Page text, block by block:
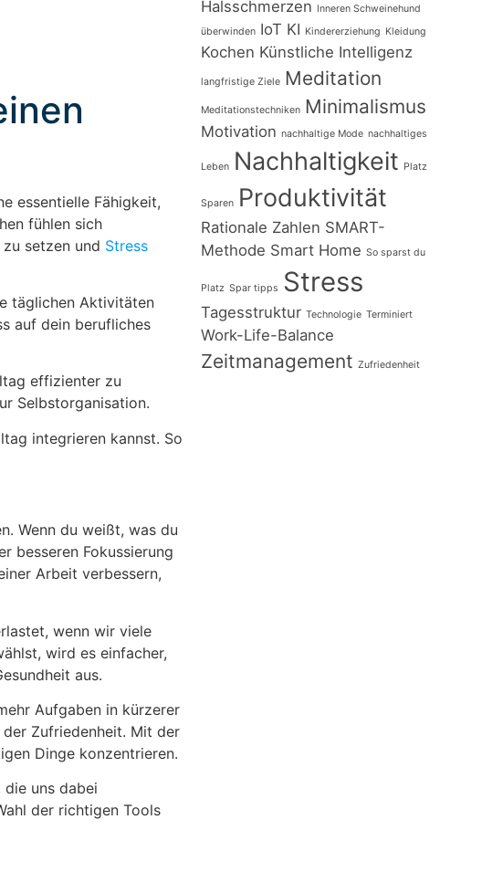
essentielle Fähigkeit,
fühlen sich
setzen und Stress
täglichen Aktivitäten
auf dein berufliches
effizienter zu
Selbstorganisation.
integrieren kannst. So
Wenn du weißt, was du
besseren Fokussierung
Arbeit verbessern,
wenn wir viele
wird es einfacher,
aus.
Aufgaben in kürzerer
Zufriedenheit. Mit der
Dinge konzentrieren.
uns dabei
der richtigen Tools
Halsschmerzen Inneren Schweinehund
überwinden IoT KI Kindererziehung Kleidung
Kochen Künstliche Intelligenz
langfristige Ziele Meditation
Meditationstechniken Minimalismus
Motivation nachhaltige Mode nachhaltiges
Leben Nachhaltigkeit Platz
Sparen Produktivität
Rationale Zahlen SMART-
Methode Smart Home So sparst du
Platz Spar tipps Stress
Tagesstruktur Technologie Terminiert
Work-Life-Balance
Zeitmanagement Zufriedenheit